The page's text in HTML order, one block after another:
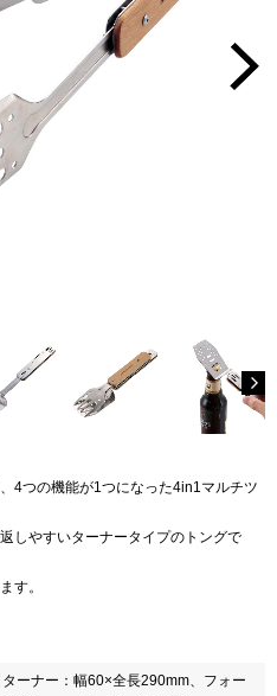
4つの機能が1つになった4in1マルチツ
しやすいターナータイプのトングで
す。
ーナー：幅60×全長290mm、フォー